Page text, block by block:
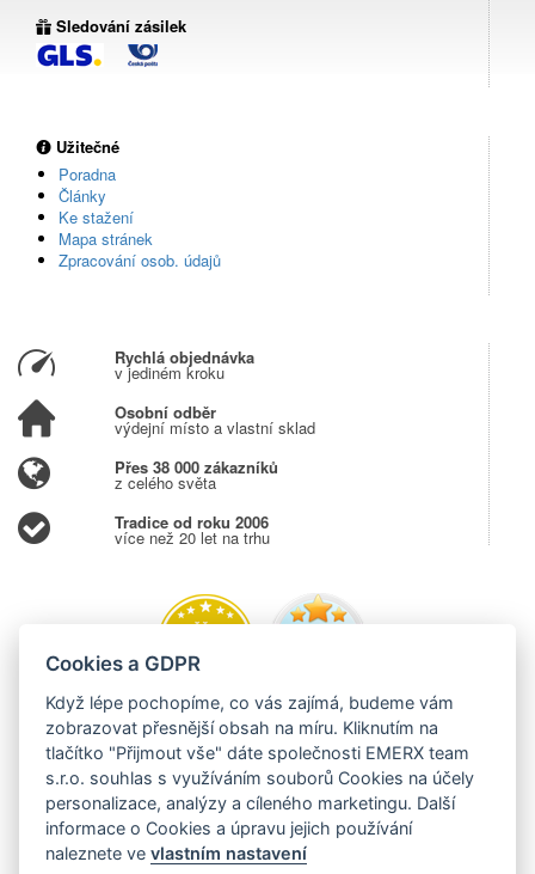
Sledování zásilek
Užitečné
Poradna
Články
Ke stažení
Mapa stránek
Zpracování osob. údajů
Rychlá objednávka
v jediném kroku
Osobní odběr
výdejní místo a vlastní sklad
Přes 38 000 zákazníků
z celého světa
Tradice od roku 2006
více než 20 let na trhu
Cookies a GDPR
Když lépe pochopíme, co vás zajímá, budeme vám
zobrazovat přesnější obsah na míru. Kliknutím na
tlačítko "Přijmout vše" dáte společnosti EMERX team
s.r.o. souhlas s využíváním souborů Cookies na účely
personalizace, analýzy a cíleného marketingu. Další
informace o Cookies a úpravu jejich používání
naleznete vevlastním nastavení